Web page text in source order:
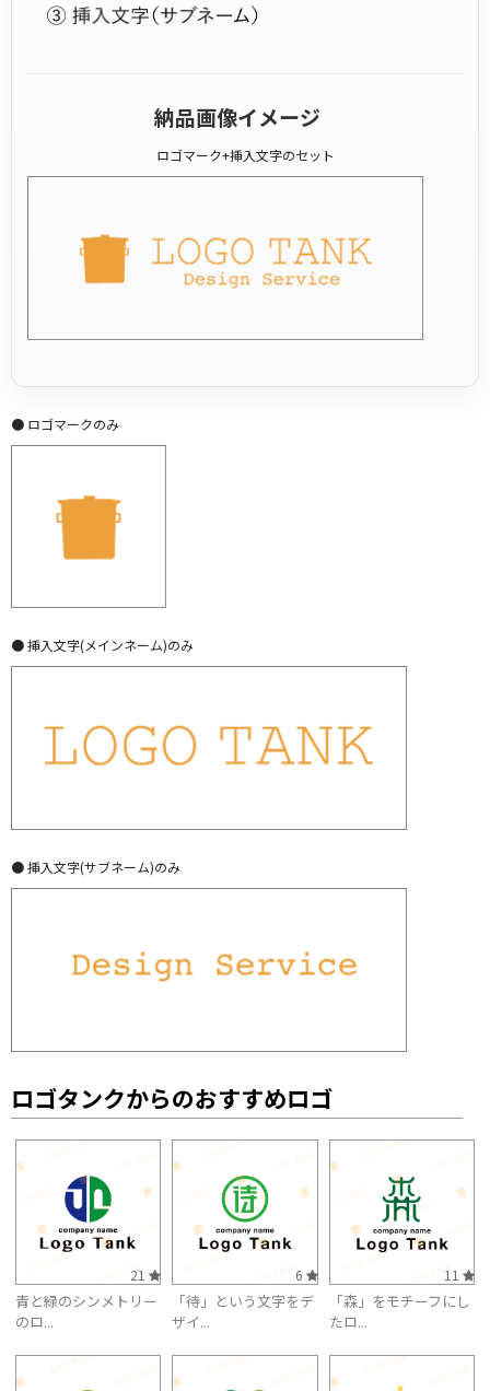
納品画像イメージ
ロゴマーク+挿入文字のセット
● ロゴマークのみ
● 挿入文字(メインネーム)のみ
● 挿入文字(サブネーム)のみ
ロゴタンクからのおすすめロゴ
21
青と緑のシンメトリー
のロ...
6
「待」という文字をデ
ザイ...
11
「森」をモチーフにし
たロ...